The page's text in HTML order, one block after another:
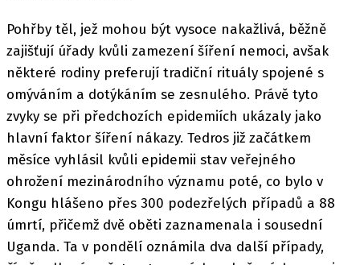
Pohřby těl, jež mohou být vysoce nakažlivá, běžně
zajišťují úřady kvůli zamezení šíření nemoci, avšak
některé rodiny preferují tradiční rituály spojené s
omýváním a dotýkáním se zesnulého. Právě tyto
zvyky se při předchozích epidemiích ukázaly jako
hlavní faktor šíření nákazy. Tedros již začátkem
měsíce vyhlásil kvůli epidemii stav veřejného
ohrožení mezinárodního významu poté, co bylo v
Kongu hlášeno přes 300 podezřelých případů a 88
úmrtí, přičemž dvě oběti zaznamenala i sousední
Uganda. Ta v pondělí oznámila dva další případy,